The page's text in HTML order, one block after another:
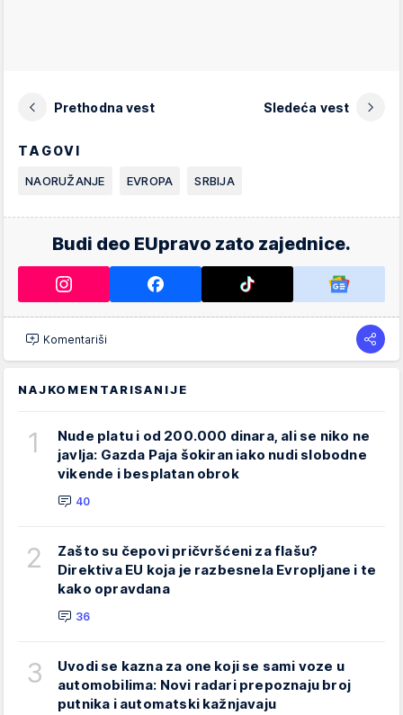
Prethodna vest Sledeća vest
TAGOVI
NAORUŽANJE EVROPA SRBIJA
Budi deo EUpravo zato zajednice.
Komentariši
NAJKOMENTARISANIJE
1
Nude platu i od 200.000 dinara, ali se niko ne
javlja: Gazda Paja šokiran iako nudi slobodne
vikende i besplatan obrok
40
2
Zašto su čepovi pričvršćeni za flašu?
Direktiva EU koja je razbesnela Evropljane i te
kako opravdana
36
3
Uvodi se kazna za one koji se sami voze u
automobilima: Novi radari prepoznaju broj
putnika i automatski kažnjavaju